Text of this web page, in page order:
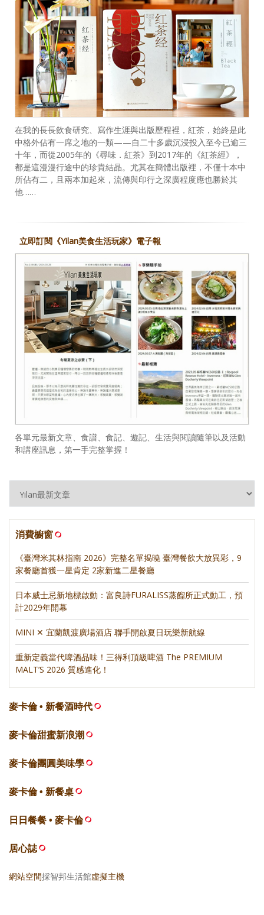
在我的長長飲食研究、寫作生涯與出版歷程裡，紅茶，始終是此
中格外佔有一席之地的一類——自二十多歲沉浸投入至今已逾三
十年，而從2005年的《尋味．紅茶》到2017年的《紅茶經》，
都是這漫漫行途中的珍貴結晶。尤其在簡體出版裡，不僅十本中
所佔有二，且兩本加起來，流傳與印行之深廣程度應也勝於其
他……
立即訂閱《Yilan美食生活玩家》電子報
各單元最新文章、食譜、食記、遊記、生活與閱讀隨筆以及活動
和講座訊息，第一手完整掌握！
消費櫥窗
《臺灣米其林指南 2026》完整名單揭曉 臺灣餐飲大放異彩，9
家餐廳首獲一星肯定 2家新進二星餐廳
日本威士忌新地標啟動：富良詩FURALISS蒸餾所正式動工，預
計2029年開幕
MINI ✕ 宜蘭凱渡廣場酒店 聯手開啟夏日玩樂新航線
重新定義當代啤酒品味！三得利頂級啤酒 The PREMIUM
MALT’S 2026 質感進化！
麥卡倫 • 新餐酒時代
麥卡倫甜蜜新浪潮
麥卡倫團圓美味學
麥卡倫 • 新餐桌
日日餐餐 • 麥卡倫
居心誌
網站空間採智邦生活館虛擬主機